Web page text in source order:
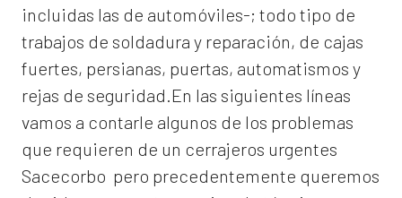
incluidas las de automóviles-; todo tipo de
trabajos de soldadura y reparación, de cajas
fuertes, persianas, puertas, automatismos y
rejas de seguridad.En las siguientes líneas
vamos a contarle algunos de los problemas
que requieren de un cerrajeros urgentes
Sacecorbo pero precedentemente queremos